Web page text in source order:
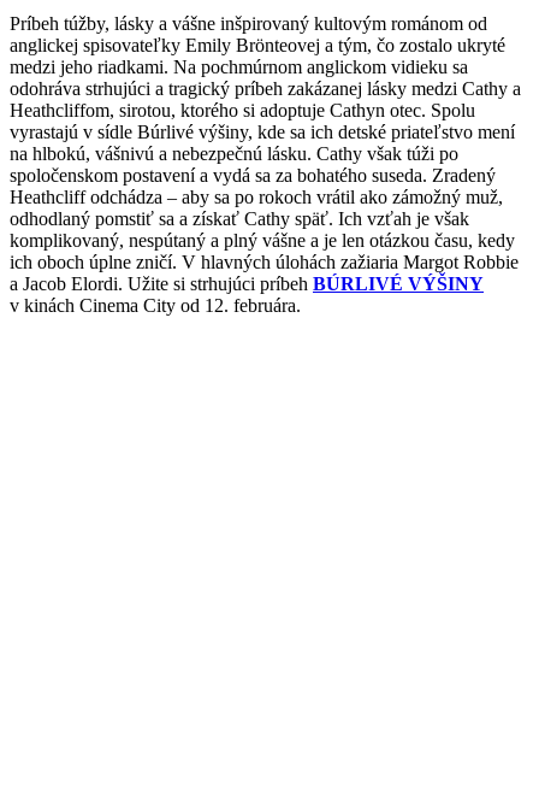
Príbeh túžby, lásky a vášne inšpirovaný kultovým románom od
anglickej spisovateľky Emily Brönteovej a tým, čo zostalo ukryté
medzi jeho riadkami. Na pochmúrnom anglickom vidieku sa
odohráva strhujúci a tragický príbeh zakázanej lásky medzi Cathy a
Heathcliffom, sirotou, ktorého si adoptuje Cathyn otec. Spolu
vyrastajú v sídle Búrlivé výšiny, kde sa ich detské priateľstvo mení
na hlbokú, vášnivú a nebezpečnú lásku. Cathy však túži po
spoločenskom postavení a vydá sa za bohatého suseda. Zradený
Heathcliff odchádza – aby sa po rokoch vrátil ako zámožný muž,
odhodlaný pomstiť sa a získať Cathy späť. Ich vzťah je však
komplikovaný, nespútaný a plný vášne a je len otázkou času, kedy
ich oboch úplne zničí. V hlavných úlohách zažiaria Margot Robbie
a Jacob Elordi. Užite si strhujúci príbeh BÚRLIVÉ VÝŠINY
v kinách Cinema City od 12. februára.